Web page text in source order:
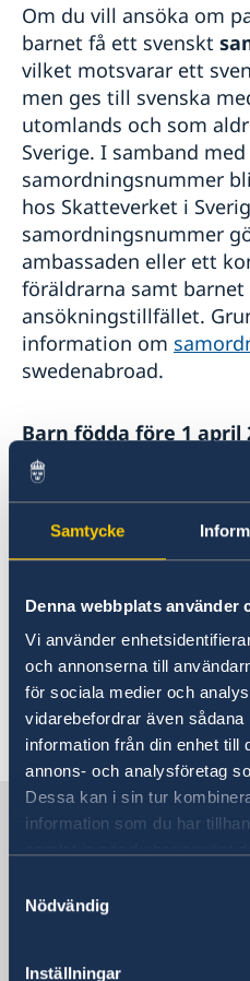
Samtycke
Denna webbplats använder
Vi använder
och annonserna till
för sociala medier och
vidarebefordrar även
information från din enhet till
annons- och analysföretag
Dessa kan i sin tur
information som du har
Nödvändig
Inställningar
Om du vill ansöka om
barnet få ett svenskt
vilket motsvarar ett
men ges till svenska
utomlands och som
Sverige. I samband
samordningsnummer
hos Skatteverket i
samordningsnummer
ambassaden eller ett
föräldrarna samt barnet
ansökningstillfället.
information om
swedenabroad.
Barn födda före 1 april
svensk medborgare
föräldrarna inte är gifta
medborgarskap för
till på
svensk pappa född
2015. Barn födda före 1
mor blir automatiskt
kan direkt ansöka om
Senast uppdaterad 16 apr.
Sverige i Karibien
Besöksadress